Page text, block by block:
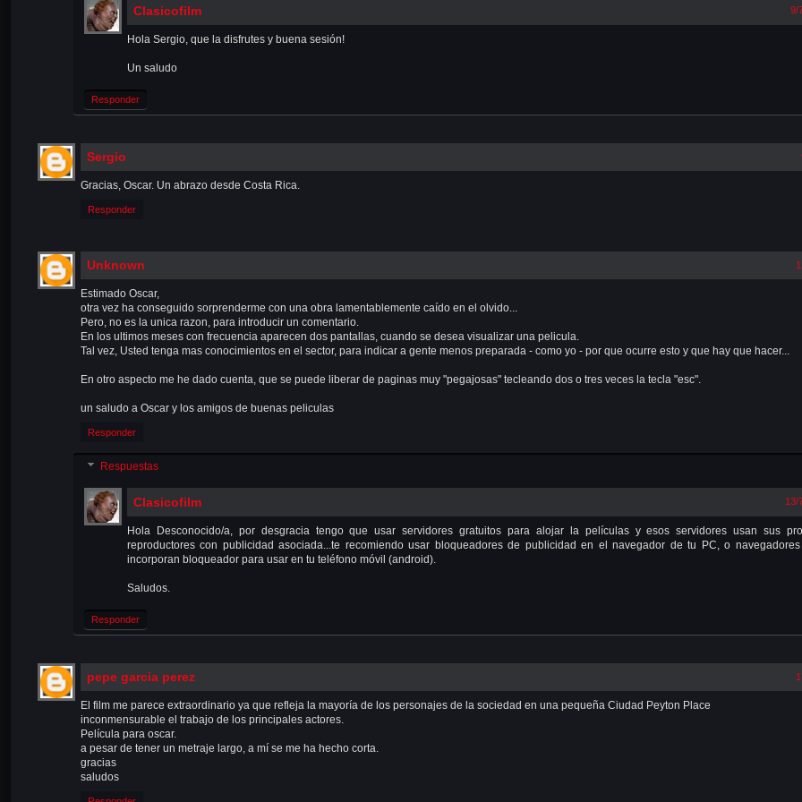
Clasicofilm 9/
Hola Sergio, que la disfrutes y buena sesión!
Un saludo
Responder
Sergio
Gracias, Oscar. Un abrazo desde Costa Rica.
Responder
Unknown
Estimado Oscar,
otra vez ha conseguido sorprenderme con una obra lamentablemente caído en el olvido...
Pero, no es la unica razon, para introducir un comentario.
En los ultimos meses con frecuencia aparecen dos pantallas, cuando se desea visualizar una pelicula.
Tal vez, Usted tenga mas conocimientos en el sector, para indicar a gente menos preparada - como yo - por que ocurre esto y que hay que hacer...
En otro aspecto me he dado cuenta, que se puede liberar de paginas muy "pegajosas" tecleando dos o tres veces la tecla "esc".
un saludo a Oscar y los amigos de buenas peliculas
Responder
Respuestas
Clasicofilm 13/
Hola Desconocido/a, por desgracia tengo que usar servidores gratuitos para alojar la películas y esos servidores usan sus
reproductores con publicidad asociada...te recomiendo usar bloqueadores de publicidad en el navegador de tu PC, o
incorporan bloqueador para usar en tu teléfono móvil (android).
Saludos.
Responder
pepe garcia perez
El film me parece extraordinario ya que refleja la mayoría de los personajes de la sociedad en una pequeña Ciudad Peyton Place
inconmensurable el trabajo de los principales actores.
Película para oscar.
a pesar de tener un metraje largo, a mí se me ha hecho corta.
gracias
saludos